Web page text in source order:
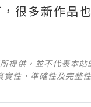
很多新作品也
提供，並不代表本
實性、準確性及完整